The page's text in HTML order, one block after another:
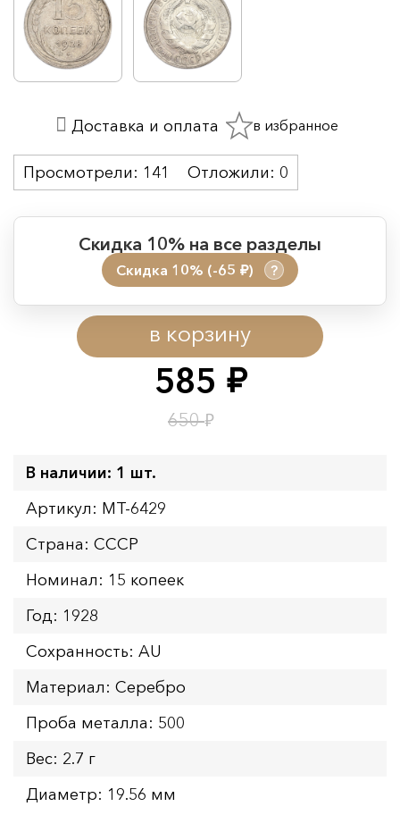
585 руб.
650₽
в корзину
Скидка 10% на все разделы
Скидка 10% (-65 руб.) ?
Период действия акции:
Начало:
08.08.2026 00:01
Окончание:
09.08.2026 23:59
Время до окончания:
Просмотрели: 141 Отложили: 0
Доставка и оплата в избранное
В наличии: 1 шт.
Артикул: MT-6429
Страна: СССР
Номинал: 15 копеек
Год: 1928
Сохранность: AU
Материал: Серебро
Проба металла: 500
Вес: 2.7 г
Диаметр: 19.56 мм